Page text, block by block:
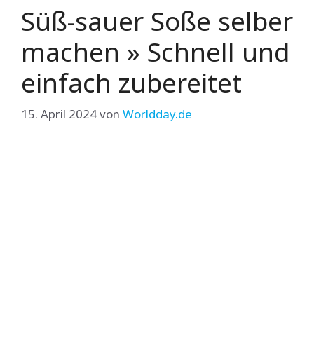
Süß-sauer Soße selber
machen » Schnell und
einfach zubereitet
15. April 2024von Worldday.de